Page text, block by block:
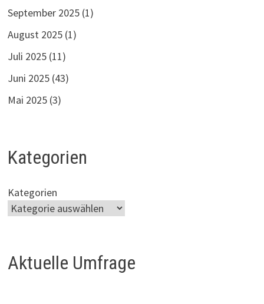
September 2025 (1)
August 2025 (1)
Juli 2025 (11)
Juni 2025 (43)
Mai 2025 (3)
Kategorien
Kategorien
Aktuelle Umfrage